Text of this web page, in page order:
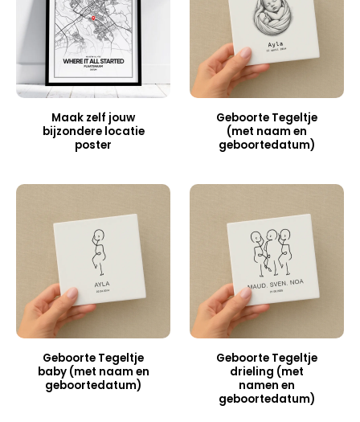
Maak zelf jouw
bijzondere locatie
poster
Geboorte Tegeltje
(met naam en
geboortedatum)
Geboorte Tegeltje
baby (met naam en
geboortedatum)
Geboorte Tegeltje
drieling (met
namen en
geboortedatum)